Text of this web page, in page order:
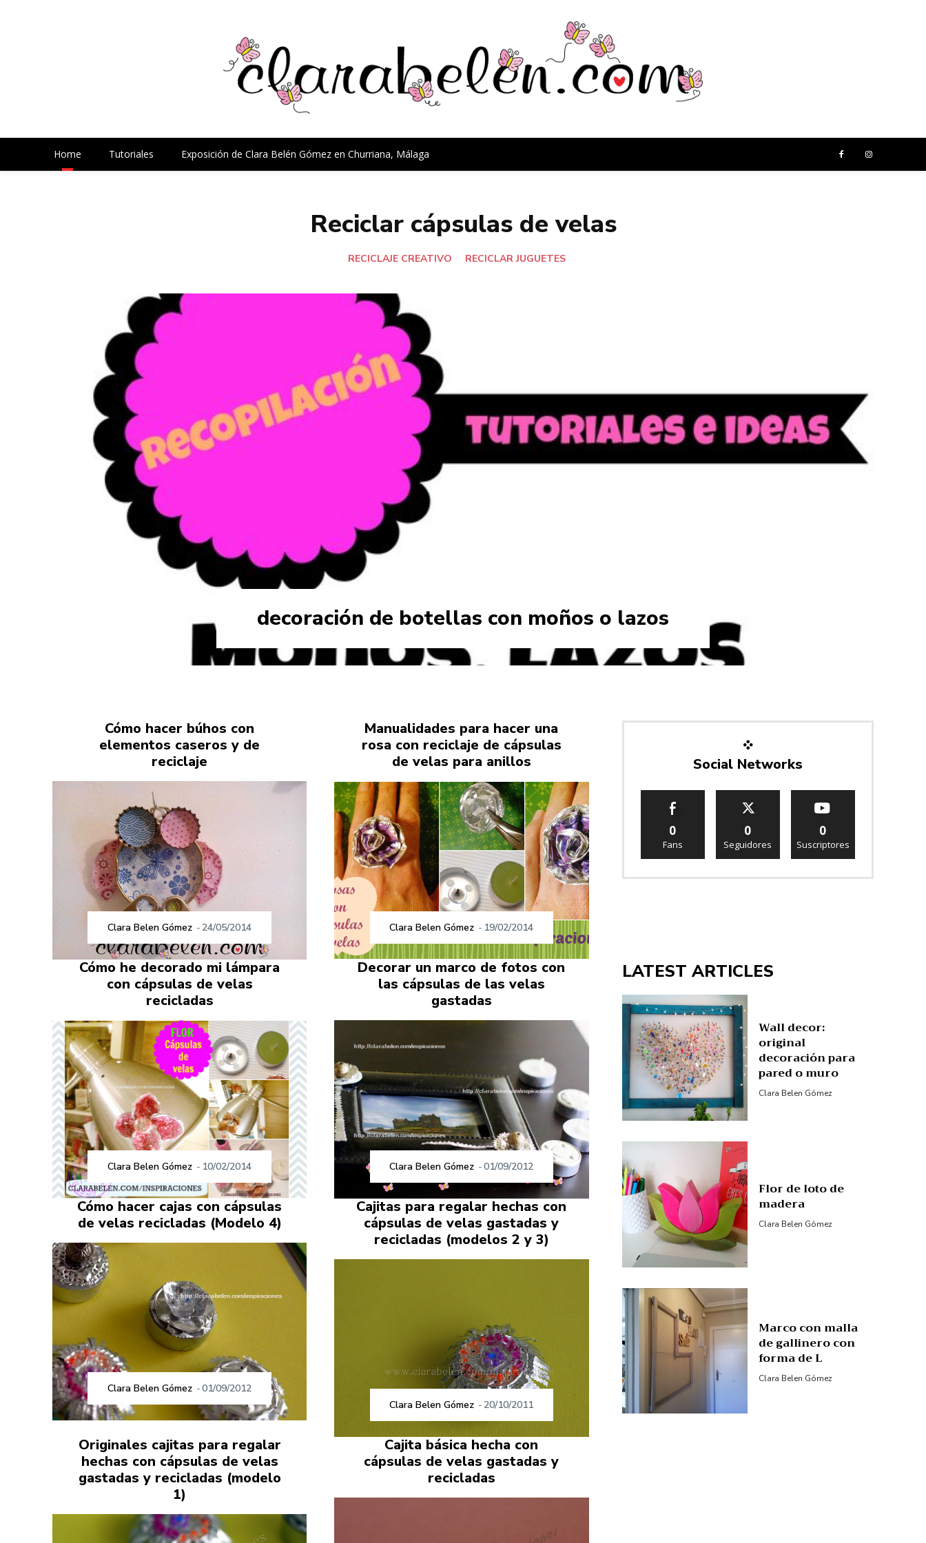
Home Tutoriales Exposición de Clara Belén Gómez en Churriana, Málaga
Reciclar cápsulas de velas
RECICLAJE CREATIVO RECICLAR JUGUETES
decoración de botellas con moños o lazos
Cómo hacer búhos con
elementos caseros y de
reciclaje
Clara Belen Gómez - 24/05/2014
Manualidades para hacer una
rosa con reciclaje de cápsulas
de velas para anillos
Clara Belen Gómez - 19/02/2014
Cómo he decorado mi lámpara
con cápsulas de velas
recicladas
Clara Belen Gómez - 10/02/2014
Decorar un marco de fotos con
las cápsulas de las velas
gastadas
Clara Belen Gómez -01/09/2012
Cómo hacer cajas con cápsulas
de velas recicladas (Modelo 4)
Clara Belen Gómez -01/09/2012
Cajitas para regalar hechas con
cápsulas de velas gastadas y
recicladas (modelos 2 y 3)
Clara Belen Gómez - 20/10/2011
Originales cajitas para regalar
hechas con cápsulas de velas
gastadas y recicladas (modelo
1)
Cajita básica hecha con
cápsulas de velas gastadas y
recicladas
Social Networks
0
Fans
0
Seguidores
0
Suscriptores
LATEST ARTICLES
Wall decor:
original
decoración para
pared o muro
Clara Belen Gómez
Flor de loto de
madera
Clara Belen Gómez
Marco con malla
de gallinero con
forma de L
Clara Belen Gómez